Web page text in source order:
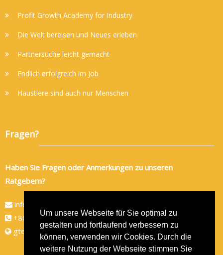
Um unsere Webseite für Sie optimal zu
gestalten und fortlaufend verbessern zu
können, verwenden wir Cookies. Durch die
weitere Nutzung der Webseite stimmen Sie
Profit Growth Academy for Industry
Die Welt bereisen und Neues erleben
Partnersuche leicht gemacht
Endlich erfolgreich im Job
Haustiere sind auch nur Menschen
Fragen?
Haben Sie Fragen oder Anmerkungen zu unseren
Ratgebern?
info@gtec-shop.de
+86 134 82438080
gtec-shop.de